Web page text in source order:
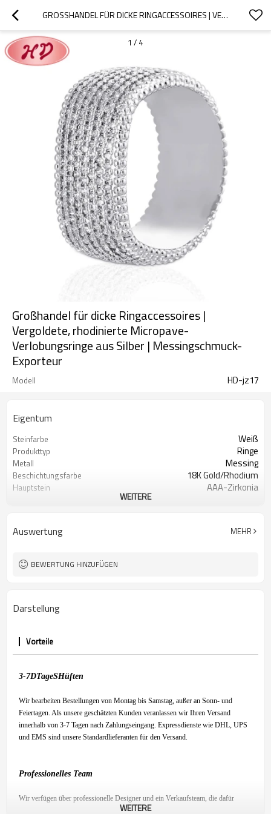
GROSSHANDEL FÜR DICKE RINGACCESSOIRES | VERGOLDETE, RHODINIERTE MICROPAVE-VERLOBUNGSRINGE AUS SILBER | MESSINGSCHMUCK-EXPORTEUR
1 / 4
Großhandel für dicke Ringaccessoires |
Vergoldete, rhodinierte Micropave-
Verlobungsringe aus Silber | Messingschmuck-
Exporteur
Modell HD-jz17
Eigentum
Steinfarbe Weiß
Produkttyp Ringe
Metall Messing
Beschichtungsfarbe 18K Gold/Rhodium
Hauptstein AAA-Zirkonia
WEITERE
Auswertung MEHR
BEWERTUNG HINZUFÜGEN
Darstellung
Vorteile
3-7DTageSHüften
Wir bearbeiten Bestellungen von Montag bis Samstag, außer an Sonn- und
Feiertagen. Als unsere geschätzten Kunden veranlassen wir Ihren Versand
innerhalb von 3-7 Tagen nach Zahlungseingang. Expressdienste wie DHL, UPS
und EMS sind unsere Standardlieferanten für den Versand.
Professionelles Team
Wir verfügen über professionelle Designer und ein Verkaufsteam, die dafür
sorgen, dass Sie mit unserem Produkt zufrieden sind und ein angenehmes
WEITERE